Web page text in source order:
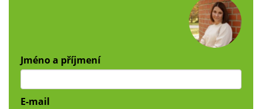
Jméno a příjmení
E-mail